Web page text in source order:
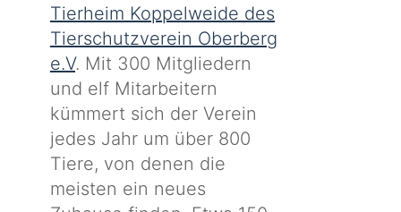
Tierheim Koppelweide des
Tierschutzverein Oberberg
e.V. Mit 300 Mitgliedern
und elf Mitarbeitern
kümmert sich der Verein
jedes Jahr um über 800
Tiere, von denen die
meisten ein neues